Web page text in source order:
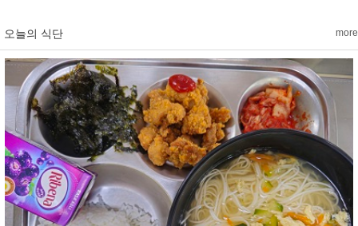
오늘의 식단 more